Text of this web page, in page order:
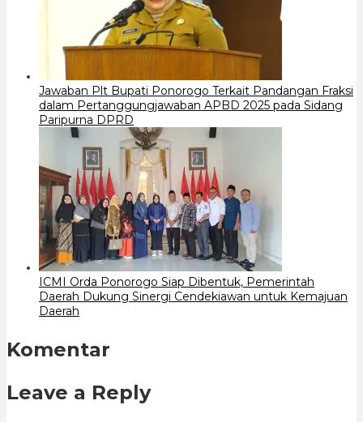
Jawaban Plt Bupati Ponorogo Terkait Pandangan Fraksi
dalam Pertanggungjawaban APBD 2025 pada Sidang
Paripurna DPRD
ICMI Orda Ponorogo Siap Dibentuk, Pemerintah
Daerah Dukung Sinergi Cendekiawan untuk Kemajuan
Daerah
Komentar
Leave a Reply